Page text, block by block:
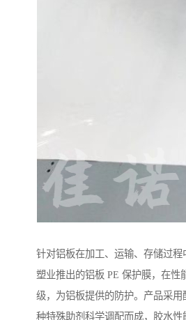
针对铝板在加工、运输、存储过
塑业推出的铝板 PE 保护膜，在性
级，为铝板提供的防护。产品采
种特殊助剂科学调配而成，胶水性